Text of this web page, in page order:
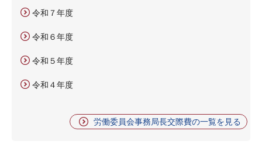
令和７年度
令和６年度
令和５年度
令和４年度
労働委員会事務局長交際費の一覧を見る